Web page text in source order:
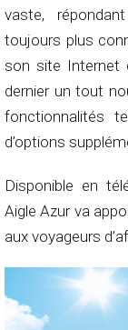
vaste,
toujours plus
son site Internet
dernier un tout
fonctionnalités
d’options
Disponible en
Aigle Azur va
aux voyageurs